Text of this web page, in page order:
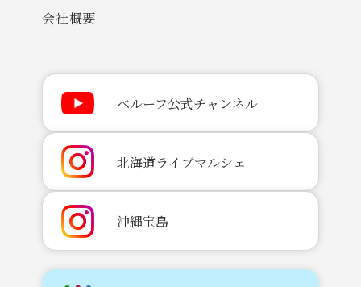
会社概要
ベルーフ公式チャンネル
北海道ライブマルシェ
沖縄宝島